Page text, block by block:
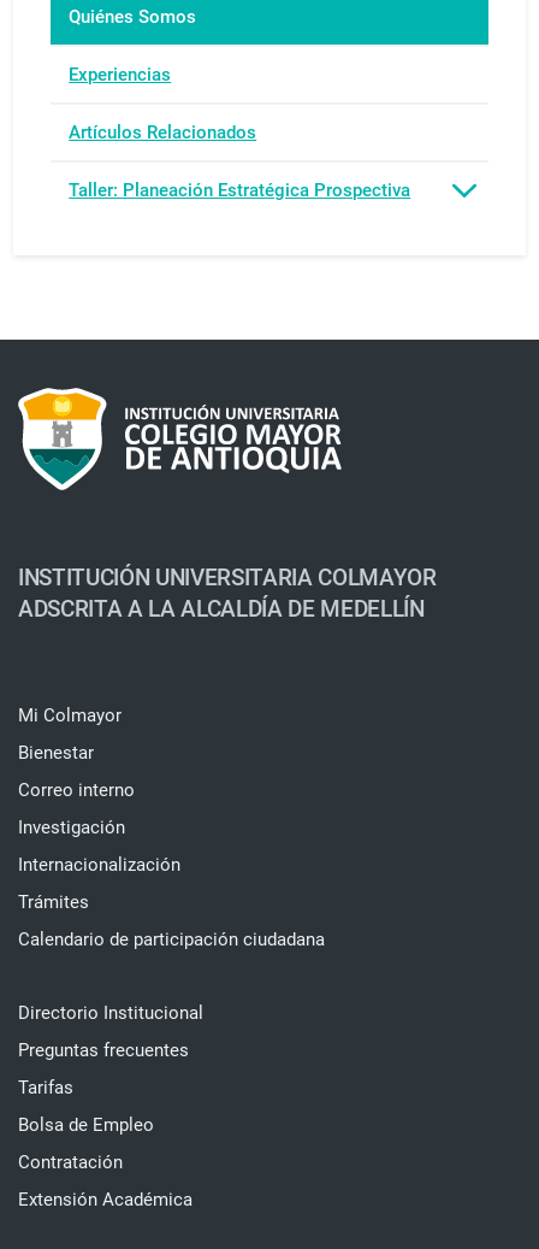
Quiénes Somos
Experiencias
Artículos Relacionados
Taller: Planeación Estratégica Prospectiva
INSTITUCIÓN UNIVERSITARIA COLMAYOR
ADSCRITA A LA ALCALDÍA DE MEDELLÍN
Mi Colmayor
Bienestar
Correo interno
Investigación
Internacionalización
Trámites
Calendario de participación ciudadana
Directorio Institucional
Preguntas frecuentes
Tarifas
Bolsa de Empleo
Contratación
Extensión Académica